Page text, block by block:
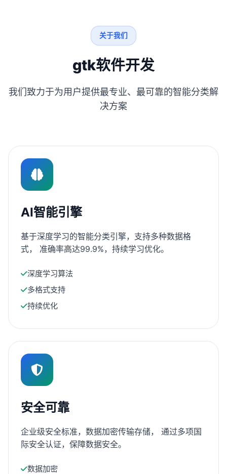
关于我们
gtk软件开发
我们致力于为用户提供最专业、最可靠的智能分类解
决方案
AI智能引擎
基于深度学习的智能分类引擎，支持多种数据格
式， 准确率高达99.9%，持续学习优化。
深度学习算法
多格式支持
持续优化
安全可靠
企业级安全标准，数据加密传输存储， 通过多项国
际安全认证，保障数据安全。
数据加密